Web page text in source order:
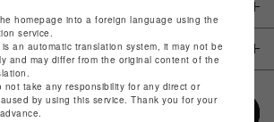
homepage into a foreign language using the
service.
an automatic translation system, it may not be
and may differ from the original content of the
not take any responsibility for any direct or
by using this service. Thank you for your